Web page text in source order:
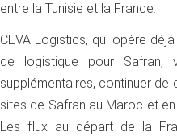
entre la Tunisie et la France.
CEVA Logistics, qui opère
de logistique pour Safran,
supplémentaires, continuer
sites de Safran au Maroc et
Les flux au départ de la